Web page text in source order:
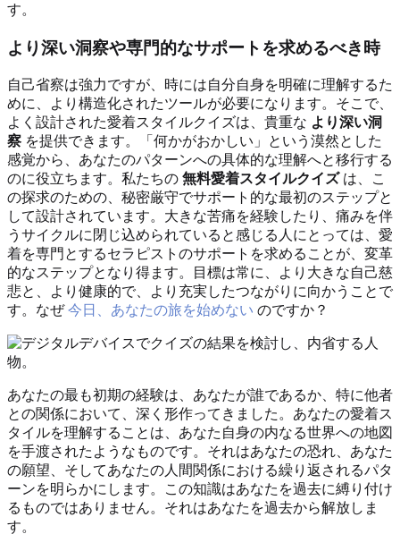
す。
より深い洞察や専門的なサポートを求めるべき時
自己省察は強力ですが、時には自分自身を明確に理解するた
めに、より構造化されたツールが必要になります。そこで、
よく設計された愛着スタイルクイズは、貴重な より深い洞
察 を提供できます。「何かがおかしい」という漠然とした
感覚から、あなたのパターンへの具体的な理解へと移行する
のに役立ちます。私たちの 無料愛着スタイルクイズは、こ
の探求のための、秘密厳守でサポート的な最初のステップと
して設計されています。大きな苦痛を経験したり、痛みを伴
うサイクルに閉じ込められていると感じる人にとっては、愛
着を専門とするセラピストのサポートを求めることが、変革
的なステップとなり得ます。目標は常に、より大きな自己慈
悲と、より健康的で、より充実したつながりに向かうことで
す。なぜ今日、あなたの旅を始めない のですか？
あなたの最も初期の経験は、あなたが誰であるか、特に他者
との関係において、深く形作ってきました。あなたの愛着ス
タイルを理解することは、あなた自身の内なる世界への地図
を手渡されたようなものです。それはあなたの恐れ、あなた
の願望、そしてあなたの人間関係における繰り返されるパタ
ーンを明らかにします。この知識はあなたを過去に縛り付け
るものではありません。それはあなたを過去から解放しま
す。